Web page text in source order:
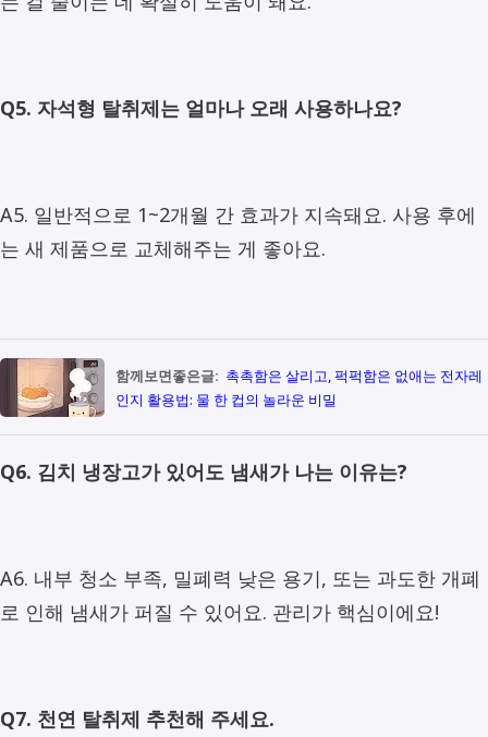
Q5. 자석형 탈취제는 얼마나 오래 사용하나요?
A5. 일반적으로 1~2개월 간 효과가 지속돼요. 사용 후에
는 새 제품으로 교체해주는 게 좋아요.
함께보면좋은글: 촉촉함은 살리고, 퍽퍽함은 없애는 전자레
인지 활용법: 물 한 컵의 놀라운 비밀
Q6. 김치 냉장고가 있어도 냄새가 나는 이유는?
A6. 내부 청소 부족, 밀폐력 낮은 용기, 또는 과도한 개폐
로 인해 냄새가 퍼질 수 있어요. 관리가 핵심이에요!
Q7. 천연 탈취제 추천해 주세요.